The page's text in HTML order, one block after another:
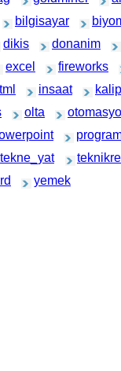
bilgisayar
dikis donanim
excel fireworks
insaat
olta
tekne_yat
yemek